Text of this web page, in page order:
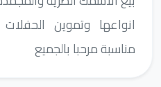
انواعها وتموين
مناسبة مرحبا بالجميع